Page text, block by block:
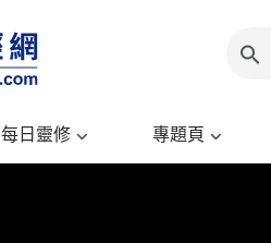
每日靈修 專題頁